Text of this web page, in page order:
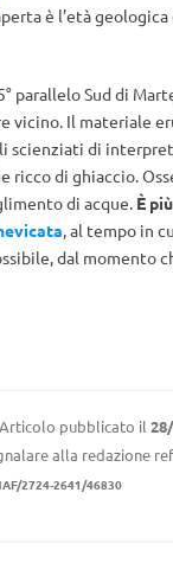
è l’età
parallelo Sud di
vicino. Il materiale
scienziati di
di ghiaccio.
di acque. È
, al tempo in
dal momento
Articolo pubblicato il
alla redazione
2724-2641/46830